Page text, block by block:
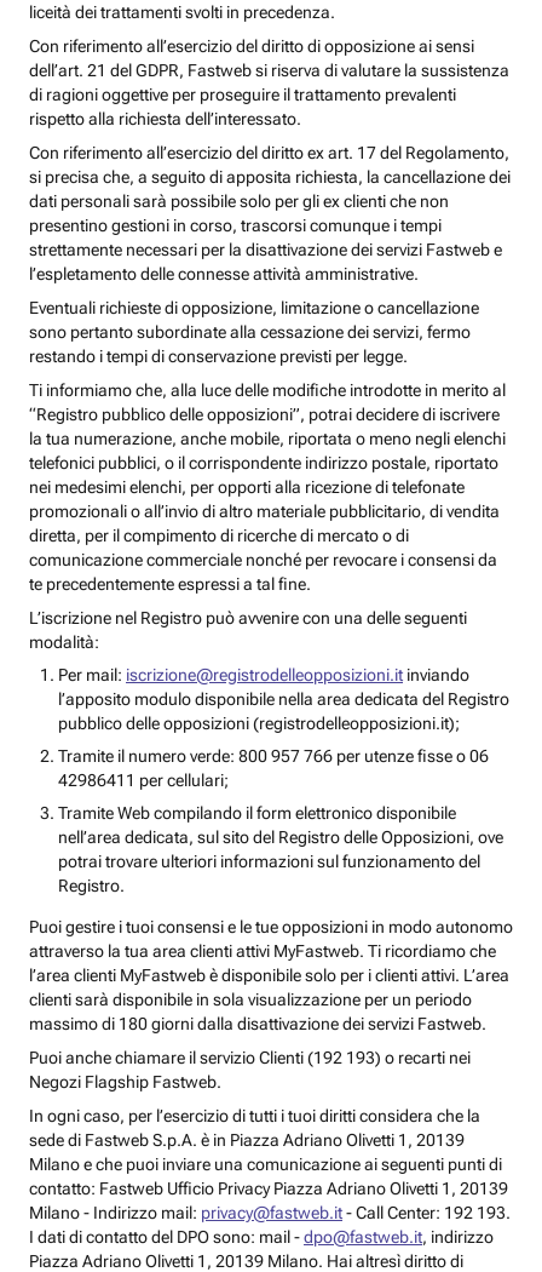
liceità dei trattamenti svolti in precedenza.
Con riferimento all’esercizio del diritto di opposizione ai sensi
dell’art. 21 del GDPR, Fastweb si riserva di valutare la sussistenza
di ragioni oggettive per proseguire il trattamento prevalenti
rispetto alla richiesta dell’interessato.
Con riferimento all’esercizio del diritto ex art. 17 del Regolamento,
si precisa che, a seguito di apposita richiesta, la cancellazione dei
dati personali sarà possibile solo per gli ex clienti che non
presentino gestioni in corso, trascorsi comunque i tempi
strettamente necessari per la disattivazione dei servizi Fastweb e
l’espletamento delle connesse attività amministrative.
Eventuali richieste di opposizione, limitazione o cancellazione
sono pertanto subordinate alla cessazione dei servizi, fermo
restando i tempi di conservazione previsti per legge.
Ti informiamo che, alla luce delle modifiche introdotte in merito al
“Registro pubblico delle opposizioni”, potrai decidere di iscrivere
la tua numerazione, anche mobile, riportata o meno negli elenchi
telefonici pubblici, o il corrispondente indirizzo postale, riportato
nei medesimi elenchi, per opporti alla ricezione di telefonate
promozionali o all’invio di altro materiale pubblicitario, di vendita
diretta, per il compimento di ricerche di mercato o di
comunicazione commerciale nonché per revocare i consensi da
te precedentemente espressi a tal fine.
L’iscrizione nel Registro può avvenire con una delle seguenti
modalità:
Per mail: iscrizione@registrodelleopposizioni.it inviando
l’apposito modulo disponibile nella area dedicata del Registro
pubblico delle opposizioni (registrodelleopposizioni.it);
Tramite il numero verde: 800 957 766 per utenze fisse o 06
42986411 per cellulari;
Tramite Web compilando il form elettronico disponibile
nell’area dedicata, sul sito del Registro delle Opposizioni, ove
potrai trovare ulteriori informazioni sul funzionamento del
Registro.
Puoi gestire i tuoi consensi e le tue opposizioni in modo autonomo
attraverso la tua area clienti attivi MyFastweb. Ti ricordiamo che
l’area clienti MyFastweb è disponibile solo per i clienti attivi. L’area
clienti sarà disponibile in sola visualizzazione per un periodo
massimo di 180 giorni dalla disattivazione dei servizi Fastweb.
Puoi anche chiamare il servizio Clienti (192 193) o recarti nei
Negozi Flagship Fastweb.
In ogni caso, per l’esercizio di tutti i tuoi diritti considera che la
sede di Fastweb S.p.A. è in Piazza Adriano Olivetti 1, 20139
Milano e che puoi inviare una comunicazione ai seguenti punti di
contatto: Fastweb Ufficio Privacy Piazza Adriano Olivetti 1, 20139
Milano - Indirizzo mail: privacy@fastweb.it- Call Center: 192 193.
I dati di contatto del DPO sono: mail -dpo@fastweb.it, indirizzo
Piazza Adriano Olivetti 1, 20139 Milano. Hai altresì diritto di